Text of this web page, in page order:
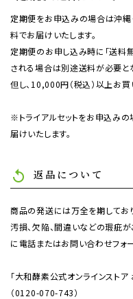
定期便をお申込みの場合は沖縄
料でお届けいたします。
定期便のお申し込み時に「送料
される場合は別途送料が必要と
但し、10,000円（税込）以上お
※トライアルセットをお申込み
届けいたします。
replay 返品について
商品の発送には万全を期してお
汚損、欠陥、間違いなどの瑕疵
に電話またはお問い合わせフォ
「大和酵素公式オンラインストア
（0120-070-743）